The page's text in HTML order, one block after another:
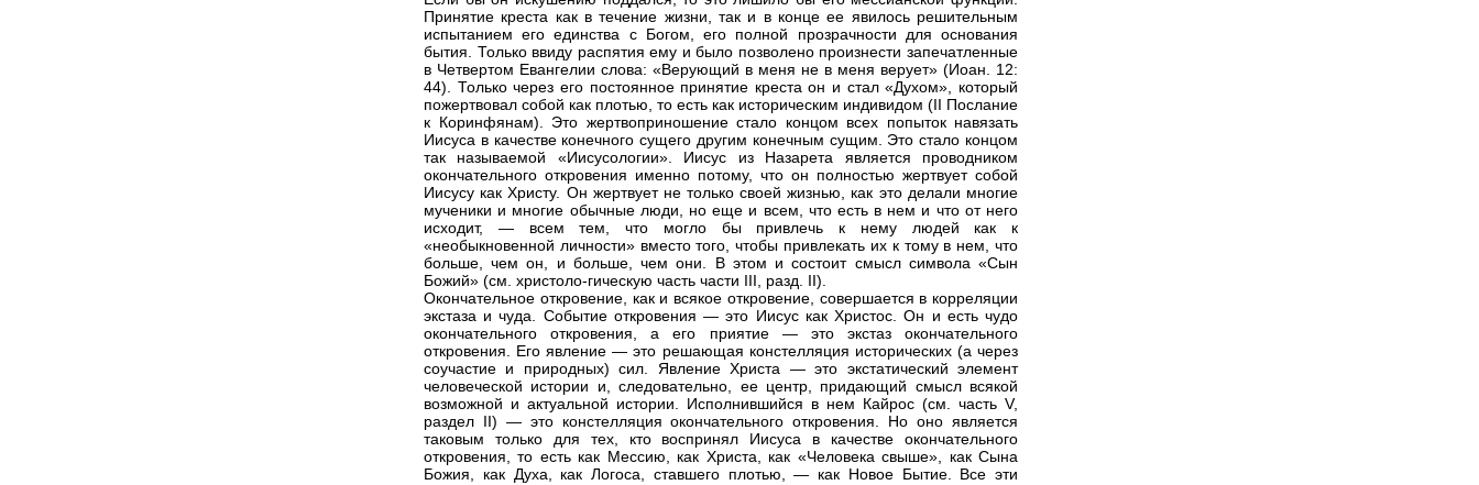
Принятие креста как в течение жизни, так и в конце ее явилось решительным
испытанием его единства с Богом, его полной прозрачности для основания
бытия. Только ввиду распятия ему и было позволено произнести запечатленные
в Четвертом Евангелии слова: «Верующий в меня не в меня верует» (Иоан. 12:
44). Только через его постоянное принятие креста он и стал «Духом», который
пожертвовал собой как плотью, то есть как историческим индивидом (II Послание
к Коринфянам). Это жертвоприношение стало концом всех попыток навязать
Иисуса в качестве конечного сущего другим конечным сущим. Это стало концом
так называемой «Иисусологии». Иисус из Назарета является проводником
окончательного откровения именно потому, что он полностью жертвует собой
Иисусу как Христу. Он жертвует не только своей жизнью, как это делали многие
мученики и многие обычные люди, но еще и всем, что есть в нем и что от него
исходит, — всем тем, что могло бы привлечь к нему людей как к
«необыкновенной личности» вместо того, чтобы привлекать их к тому в нем, что
больше, чем он, и больше, чем они. В этом и состоит смысл символа «Сын
Божий» (см. христоло-гическую часть части III, разд. II).
Окончательное откровение, как и всякое откровение, совершается в корреляции
экстаза и чуда. Событие откровения — это Иисус как Христос. Он и есть чудо
окончательного откровения, а его приятие — это экстаз окончательного
откровения. Его явление — это решающая констелляция исторических (а через
соучастие и природных) сил. Явление Христа — это экстатический элемент
человеческой истории и, следовательно, ее центр, придающий смысл всякой
возможной и актуальной истории. Исполнившийся в нем Кайрос (см. часть V,
раздел II) — это констелляция окончательного откровения. Но оно является
таковым только для тех, кто воспринял Иисуса в качестве окончательного
откровения, то есть как Мессию, как Христа, как «Человека свыше», как Сына
Божия, как Духа, как Логоса, ставшего плотью, — как Новое Бытие. Все эти